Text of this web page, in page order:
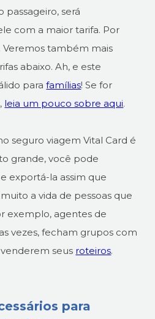
passageiro, será
com a maior tarifa. Por
Veremos também mais
abaixo. Ah, e este
parafamílias! Se for
leia um pouco sobre aqui.
seguro viagem Vital Card é
grande, você pode
exportá-la assim que
a vida de pessoas que
exemplo, agentes de
vezes, fecham grupos com
seus roteiros.
para